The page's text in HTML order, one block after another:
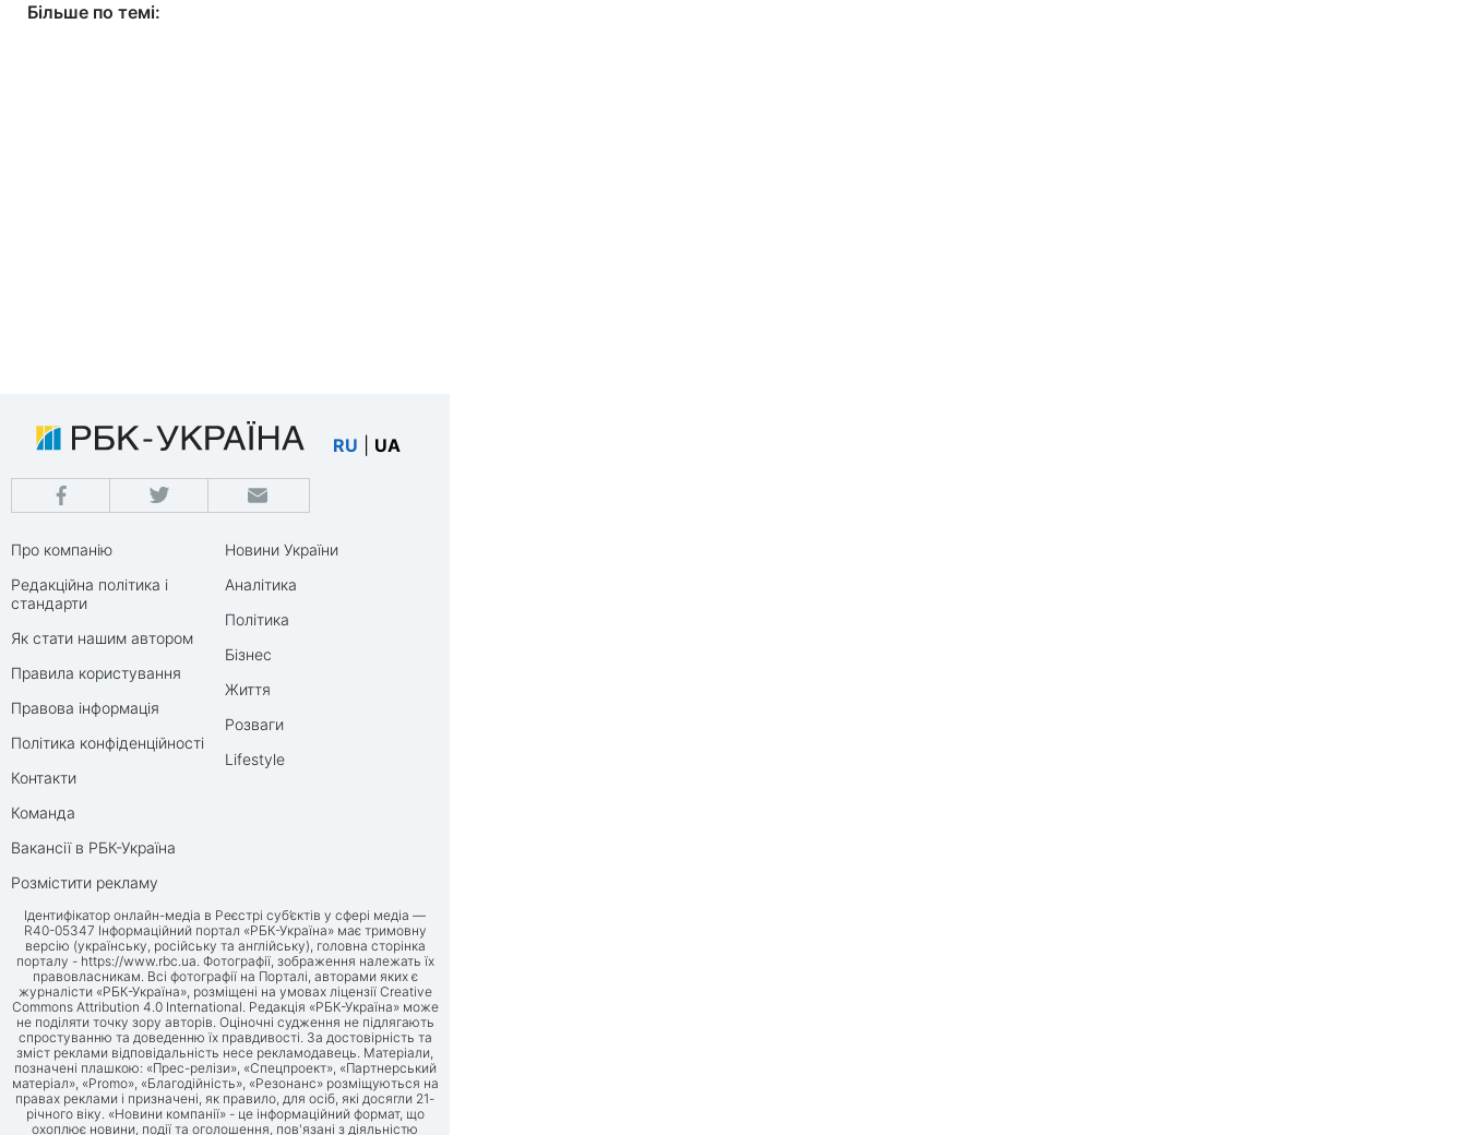
Більше по темі:
RU UA
Про компанію
Редакційна політика і
стандарти
Як стати нашим автором
Правила користування
Правова інформація
Політика конфіденційності
Контакти
Команда
Вакансії в РБК-Україна
Розмістити рекламу
Новини України
Аналітика
Політика
Бізнес
Життя
Розваги
Lifestyle
Ідентифікатор онлайн-медіа в Реєстрі суб’єктів у сфері медіа —
R40-05347 Інформаційний портал «РБК-Україна» має тримовну
версію (українську, російську та англійську), головна сторінка
порталу - https://www.rbc.ua. Фотографії, зображення належать їх
правовласникам. Всі фотографії на Порталі, авторами яких є
журналісти «РБК-Україна», розміщені на умовах ліцензії Creative
Commons Attribution 4.0 International. Редакція «РБК-Україна» може
не поділяти точку зору авторів. Оціночні судження не підлягають
спростуванню та доведенню їх правдивості. За достовірність та
зміст реклами відповідальність несе рекламодавець. Матеріали,
позначені плашкою: «Прес-релізи», «Спецпроект», «Партнерський
матеріал», «Promo», «Благодійність», «Резонанс» розміщуються на
правах реклами і призначені, як правило, для осіб, які досягли 21-
річного віку. «Новини компанії» - це інформаційний формат, що
охоплює новини, події та оголошення, пов'язані з діяльністю